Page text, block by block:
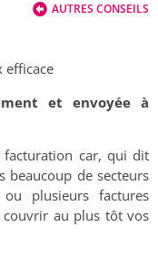
AUTRES CONSEILS
efficace
et envoyée à
facturation car, qui dit
beaucoup de secteurs
plusieurs factures
couvrir au plus tôt vos